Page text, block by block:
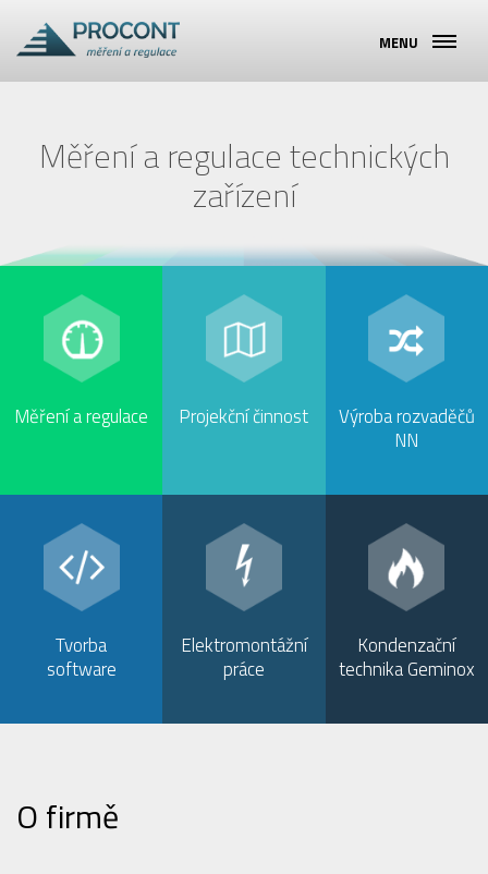
MENU
úvod
historie
reference
kontakty
Měření a regulace technických
zařízení
Měření a regulace Projekční činnost
Výroba rozvaděčů
NN
Tvorba
software
Elektromontážní
práce
Kondenzační
technika Geminox
O firmě